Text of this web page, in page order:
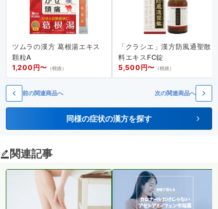
ツムラの漢方 葛根湯エキス
顆粒A
1,200円〜 （税抜）
「クラシエ」漢方防風通聖散
料エキスFC錠
5,500円〜 （税抜）
前の関連商品へ 次の関連商品へ
同様の症状の漢方を探す
関連記事